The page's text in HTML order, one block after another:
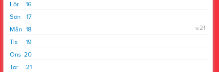
16
Lör
17
Sön
18
Mån
v.21
19
Tis
20
Ons
21
Tor